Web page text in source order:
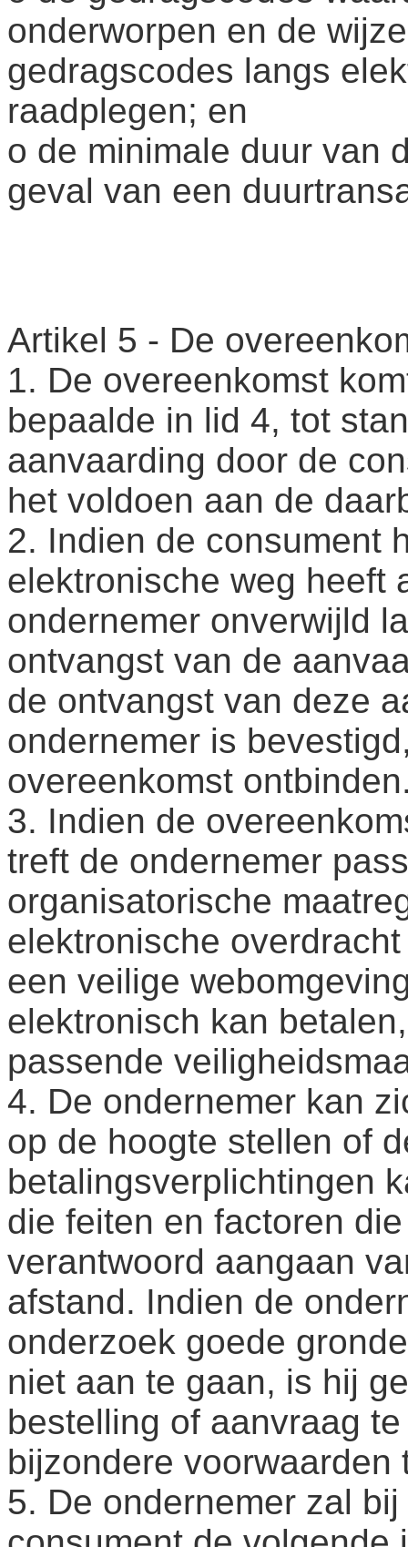
onderworpen en de
gedragscodes langs
raadplegen; en
o de minimale duur van
geval van een
Artikel 5 - De
1. De overeenkomst
bepaalde in lid 4, tot
aanvaarding door de
het voldoen aan de
2. Indien de consument
elektronische weg heeft
ondernemer onverwijld
ontvangst van de
de ontvangst van deze
ondernemer is
overeenkomst
3. Indien de
treft de ondernemer
organisatorische
elektronische
een veilige
elektronisch kan
passende
4. De ondernemer kan
op de hoogte stellen of
betalingsverplichtingen
die feiten en factoren
verantwoord aangaan
afstand. Indien de
onderzoek goede
niet aan te gaan, is hij
bestelling of aanvraag
bijzondere voorwaarden
5. De ondernemer zal